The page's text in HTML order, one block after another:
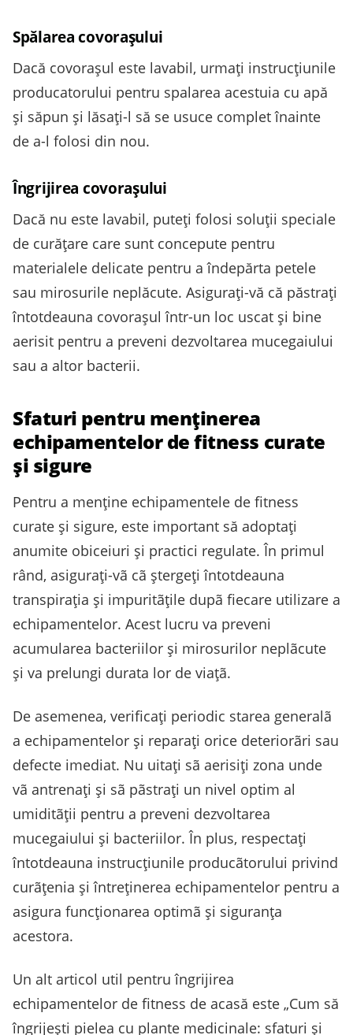
Spălarea covorașului
Dacă covorașul este lavabil, urmați instrucțiunile
producatorului pentru spalarea acestuia cu apă
și săpun și lăsați-l să se usuce complet înainte
de a-l folosi din nou.
Îngrijirea covorașului
Dacă nu este lavabil, puteți folosi soluții speciale
de curățare care sunt concepute pentru
materialele delicate pentru a îndepărta petele
sau mirosurile neplăcute. Asigurați-vă că păstrați
întotdeauna covorașul într-un loc uscat și bine
aerisit pentru a preveni dezvoltarea mucegaiului
sau a altor bacterii.
Sfaturi pentru menţinerea
echipamentelor de fitness curate
şi sigure
Pentru a menţine echipamentele de fitness
curate şi sigure, este important să adoptaţi
anumite obiceiuri şi practici regulate. În primul
rând, asiguraţi-vã cã ştergeţi întotdeauna
transpiraţia şi impuritãţile dupã fiecare utilizare a
echipamentelor. Acest lucru va preveni
acumularea bacteriilor şi mirosurilor neplãcute
şi va prelungi durata lor de viaţã.
De asemenea, verificaţi periodic starea generalã
a echipamentelor şi reparaţi orice deteriorãri sau
defecte imediat. Nu uitaţi sã aerisiţi zona unde
vã antrenaţi şi sã pãstraţi un nivel optim al
umiditãţii pentru a preveni dezvoltarea
mucegaiului şi bacteriilor. În plus, respectaţi
întotdeauna instrucţiunile producãtorului privind
curãţenia şi întreţinerea echipamentelor pentru a
asigura funcţionarea optimã şi siguranţa
acestora.
Un alt articol util pentru îngrijirea
echipamentelor de fitness de acasă este „Cum să
îngrijești pielea cu plante medicinale: sfaturi și